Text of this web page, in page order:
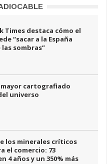
Times destaca cómo el
“sacar a la España
sombras”
cartografiado
universo
los minerales críticos
el comercio: 73
4 años y un 350% más